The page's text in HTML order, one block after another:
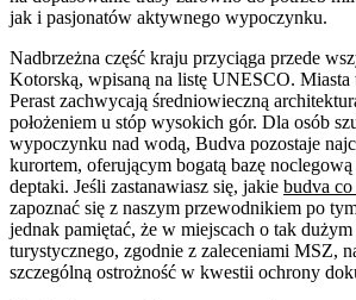
jak i pasjonatów aktywnego wypoczynku.
Nadbrzeżna część kraju przyciąga przede
Kotorską, wpisaną na listę UNESCO.
Perast zachwycają średniowieczną
położeniem u stóp wysokich gór. Dla osób
wypoczynku nad wodą, Budva pozostaje
kurortem, oferującym bogatą bazę
deptaki. Jeśli zastanawiasz się, jakie budva
zapoznać się z naszym przewodnikiem po
jednak pamiętać, że w miejscach o tak
turystycznego, zgodnie z zaleceniami MSZ,
szczególną ostrożność w kwestii ochrony